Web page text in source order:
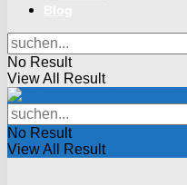
No Result
View All Result
No Result
View All Result